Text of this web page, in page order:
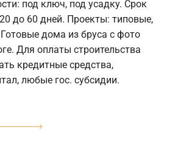
под ключ, под усадку. Срок
до 60 дней. Проекты: типовые,
дома из бруса с фото
Для оплаты строительства
кредитные средства,
любые гос. субсидии.